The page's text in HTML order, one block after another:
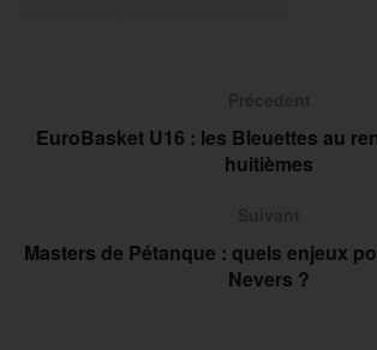
EuroBasket U16 : les Bleuettes au
huitièmes
Masters de Pétanque : quels enjeux
Nevers ?